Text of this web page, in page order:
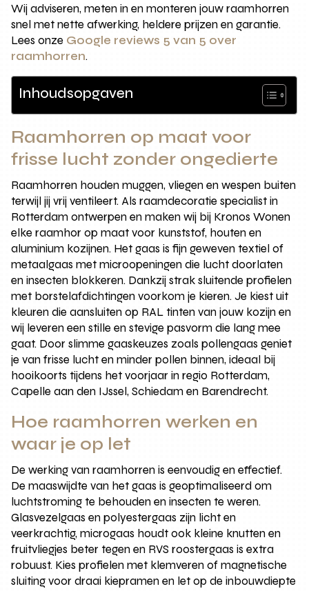
Wij adviseren, meten in en monteren jouw raamhorren
snel met nette afwerking, heldere prijzen en garantie.
Lees onze Google reviews 5 van 5 over
raamhorren.
Inhoudsopgaven
Raamhorren op maat voor
frisse lucht zonder ongedierte
Raamhorren houden muggen, vliegen en wespen buiten
terwijl jij vrij ventileert. Als raamdecoratie specialist in
Rotterdam ontwerpen en maken wij bij Kronos Wonen
elke raamhor op maat voor kunststof, houten en
aluminium kozijnen. Het gaas is fijn geweven textiel of
metaalgaas met microopeningen die lucht doorlaten
en insecten blokkeren. Dankzij strak sluitende profielen
met borstelafdichtingen voorkom je kieren. Je kiest uit
kleuren die aansluiten op RAL tinten van jouw kozijn en
wij leveren een stille en stevige pasvorm die lang mee
gaat. Door slimme gaaskeuzes zoals pollengaas geniet
je van frisse lucht en minder pollen binnen, ideaal bij
hooikoorts tijdens het voorjaar in regio Rotterdam,
Capelle aan den IJssel, Schiedam en Barendrecht.
Hoe raamhorren werken en
waar je op let
De werking van raamhorren is eenvoudig en effectief.
De maaswijdte van het gaas is geoptimaliseerd om
luchtstroming te behouden en insecten te weren.
Glasvezelgaas en polyestergaas zijn licht en
veerkrachtig, microgaas houdt ook kleine knutten en
fruitvliegjes beter tegen en RVS roostergaas is extra
robuust. Kies profielen met klemveren of magnetische
sluiting voor draai kiepramen en let op de inbouwdiepte